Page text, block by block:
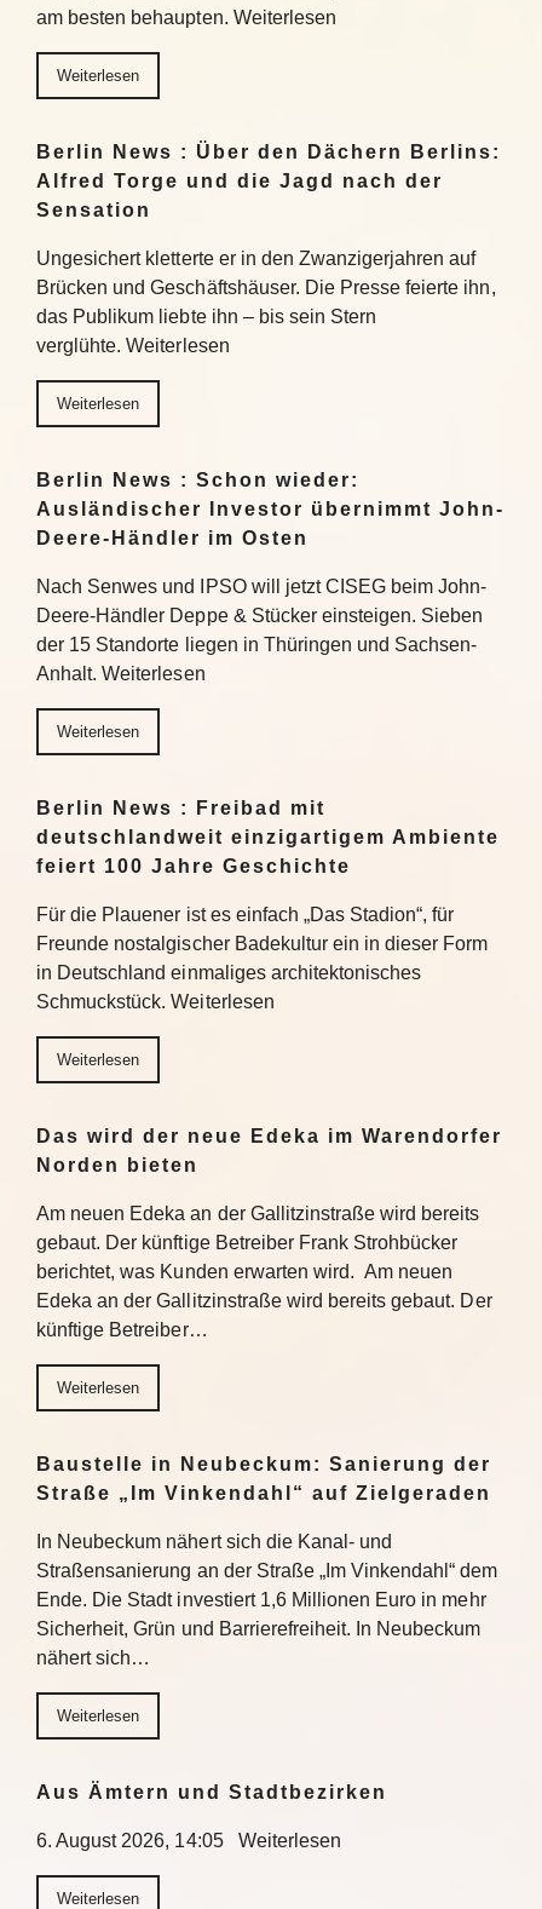
am besten behaupten. Weiterlesen
Weiterlesen
Berlin News : Über den Dächern Berlins:
Alfred Torge und die Jagd nach der
Sensation
Ungesichert kletterte er in den Zwanzigerjahren auf
Brücken und Geschäftshäuser. Die Presse feierte ihn,
das Publikum liebte ihn – bis sein Stern
verglühte. Weiterlesen
Weiterlesen
Berlin News : Schon wieder:
Ausländischer Investor übernimmt John-
Deere-Händler im Osten
Nach Senwes und IPSO will jetzt CISEG beim John-
Deere-Händler Deppe & Stücker einsteigen. Sieben
der 15 Standorte liegen in Thüringen und Sachsen-
Anhalt. Weiterlesen
Weiterlesen
Berlin News : Freibad mit
deutschlandweit einzigartigem Ambiente
feiert 100 Jahre Geschichte
Für die Plauener ist es einfach „Das Stadion“, für
Freunde nostalgischer Badekultur ein in dieser Form
in Deutschland einmaliges architektonisches
Schmuckstück. Weiterlesen
Weiterlesen
Das wird der neue Edeka im Warendorfer
Norden bieten
Am neuen Edeka an der Gallitzinstraße wird bereits
gebaut. Der künftige Betreiber Frank Strohbücker
berichtet, was Kunden erwarten wird. Am neuen
Edeka an der Gallitzinstraße wird bereits gebaut. Der
künftige Betreiber…
Weiterlesen
Baustelle in Neubeckum: Sanierung der
Straße „Im Vinkendahl“ auf Zielgeraden
In Neubeckum nähert sich die Kanal- und
Straßensanierung an der Straße „Im Vinkendahl“ dem
Ende. Die Stadt investiert 1,6 Millionen Euro in mehr
Sicherheit, Grün und Barrierefreiheit. In Neubeckum
nähert sich…
Weiterlesen
Aus Ämtern und Stadtbezirken
6. August 2026, 14:05 Weiterlesen
Weiterlesen